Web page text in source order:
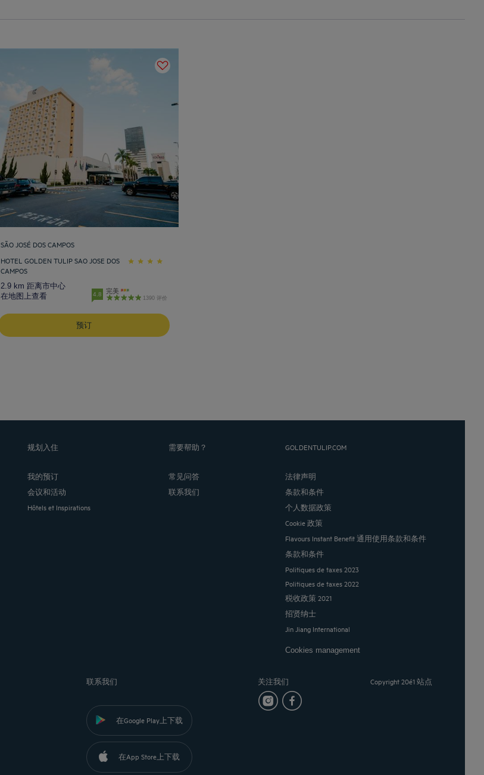
SÃO JOSÉ DOS CAMPOS
HOTEL GOLDEN TULIP SAO JOSE DOS
CAMPOS
2.9 km 距离市中心
在地图上查看
4.8 完美
1390 评价
预订
规划入住
我的预订
会议和活动
Hôtels et Inspirations
需要帮助？
常见问答
联系我们
GOLDENTULIP.COM
法律声明
条款和条件
个人数据政策
Cookie 政策
Flavours Instant Benefit 通用使用条款和条件
条款和条件
Politiques de taxes 2023
Politiques de taxes 2022
税收政策 2021
招贤纳士
Jin Jiang International
Cookies management
联系我们
在Google Play上下载
在App Store上下载
关注我们 Copyright 20é1 站点